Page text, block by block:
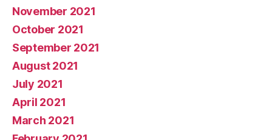
November 2021
October 2021
September 2021
August 2021
July 2021
April 2021
March 2021